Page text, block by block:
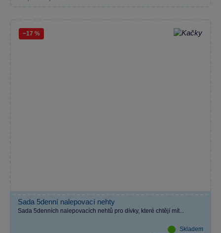
−17 %
Sada 5denní nalepovací nehty
Sada 5denních nalepovacích nehtů pro dívky, které chtějí mít...
Skladem